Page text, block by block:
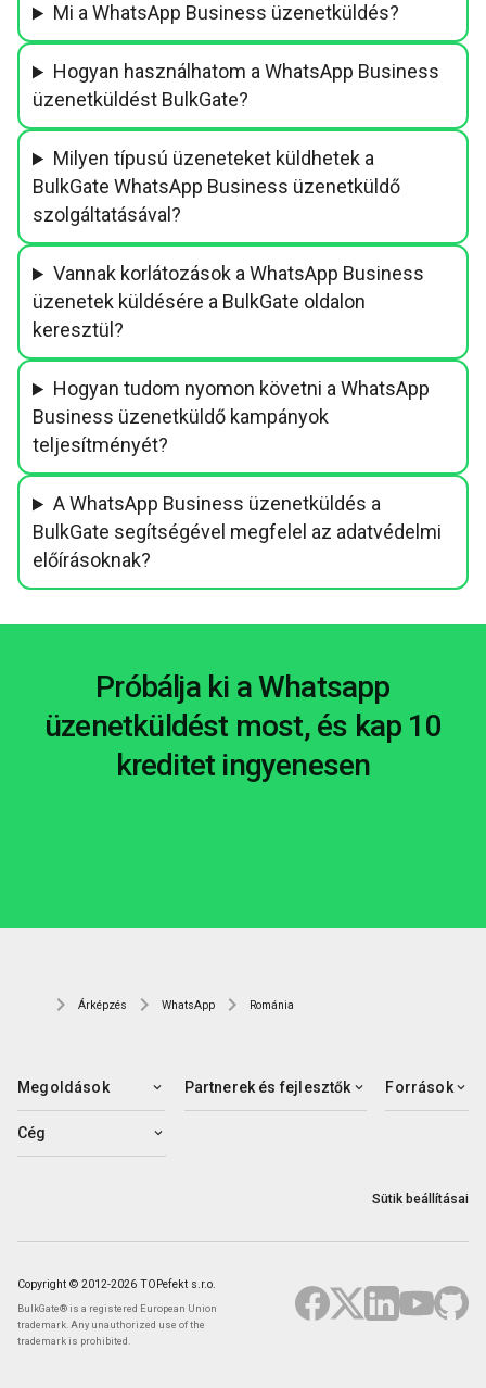
Mi a WhatsApp Business üzenetküldés?
Hogyan használhatom a WhatsApp Business
üzenetküldést BulkGate?
Milyen típusú üzeneteket küldhetek a
BulkGate WhatsApp Business üzenetküldő
szolgáltatásával?
Vannak korlátozások a WhatsApp Business
üzenetek küldésére a BulkGate oldalon
keresztül?
Hogyan tudom nyomon követni a WhatsApp
Business üzenetküldő kampányok
teljesítményét?
A WhatsApp Business üzenetküldés a
BulkGate segítségével megfelel az adatvédelmi
előírásoknak?
Próbálja ki a Whatsapp
üzenetküldést most, és kap 10
kreditet ingyenesen
Árképzés WhatsApp Románia
Megoldások Partnerek és fejlesztők Források
Cég
Sütik beállításai
Copyright © 2012-2026 TOPefekt s.r.o.
BulkGate® is a registered European Union
trademark. Any unauthorized use of the
trademark is prohibited.